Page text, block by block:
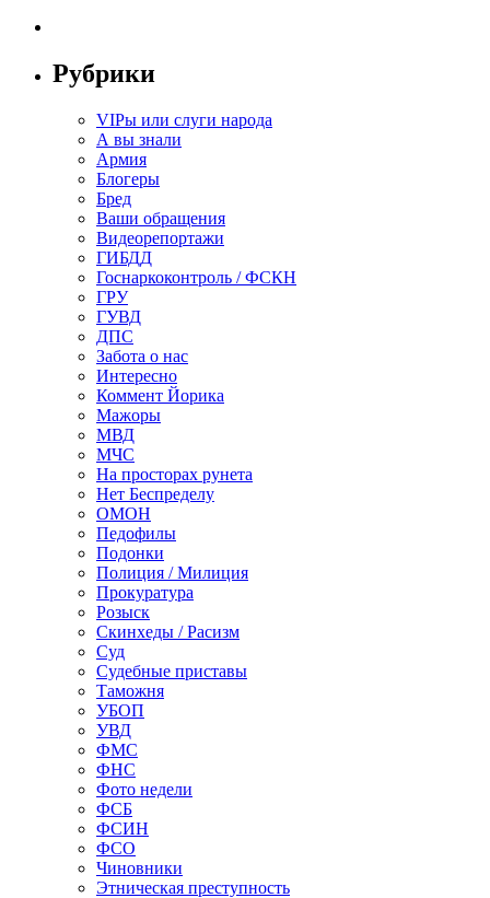
Рубрики
VIPы или слуги народа
А вы знали
Армия
Блогеры
Бред
Ваши обращения
Видеорепортажи
ГИБДД
Госнаркоконтроль / ФСКН
ГРУ
ГУВД
ДПС
Забота о нас
Интересно
Коммент Йорика
Мажоры
МВД
МЧС
На просторах рунета
Нет Беспределу
ОМОН
Педофилы
Подонки
Полиция / Милиция
Прокуратура
Розыск
Скинхеды / Расизм
Суд
Судебные приставы
Таможня
УБОП
УВД
ФМС
ФНС
Фото недели
ФСБ
ФСИН
ФСО
Чиновники
Этническая преступность